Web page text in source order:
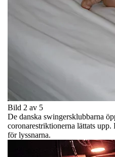
Bild 2 av 5
De danska swingersklubbarna
coronarestriktionerna lättats
för lyssnarna.